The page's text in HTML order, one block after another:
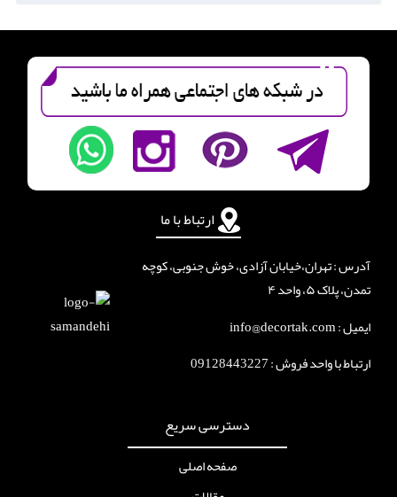
دسترسی سریع
صفحه اصلی
ارتباط با ما
آدرس : تهران،خیابان آزادی، خوش جنوبی، کوچه
تمدن، پلاک ۵، واحد ۴
ایمیل : info@decortak.com
ارتباط با واحد فروش :09128443227